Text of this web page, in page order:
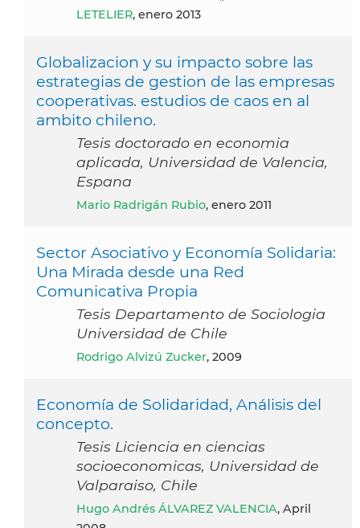
LETELIER, enero 2013
Globalizacion y su impacto sobre las
estrategias de gestion de las empresas
cooperativas. estudios de caos en al
ambito chileno.
Tesis doctorado en economia
aplicada, Universidad de Valencia,
Espana
Mario Radrigán Rubio, enero 2011
Sector Asociativo y Economía Solidaria:
Una Mirada desde una Red
Comunicativa Propia
Tesis Departamento de Sociologia
Universidad de Chile
Rodrigo Alvizú Zucker, 2009
Economía de Solidaridad, Análisis del
concepto.
Tesis Liciencia en ciencias
socioeconomicas, Universidad de
Valparaiso, Chile
Hugo Andrés ÁLVAREZ VALENCIA, April